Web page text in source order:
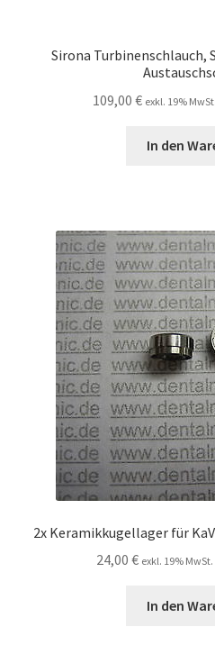
Sirona Turbinenschlauch,
109,00 € exkl. 19%
In den
2x Keramikkugellager für
24,00 € exkl. 19%
In den